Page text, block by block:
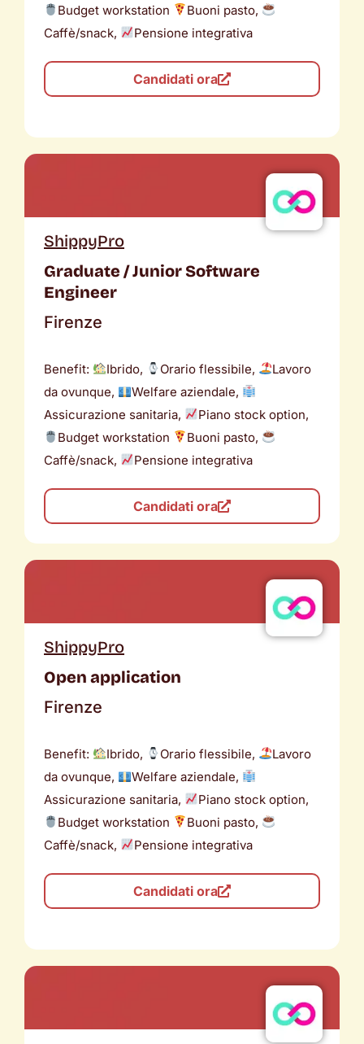
Budget workstation
Buoni pasto,
Caffè/snack,
Pensione integrativa
Candidati ora
ShippyPro
Graduate / Junior Software
Engineer
Firenze
Benefit: Ibrido, Orario flessibile,
Lavoro
da ovunque,
Welfare aziendale,
Assicurazione sanitaria,
Piano stock option,
Budget workstation
Buoni pasto,
Caffè/snack,
Pensione integrativa
Candidati ora
ShippyPro
Open application
Firenze
Benefit: Ibrido, Orario flessibile,
Lavoro
da ovunque,
Welfare aziendale,
Assicurazione sanitaria,
Piano stock option,
Budget workstation
Buoni pasto,
Caffè/snack,
Pensione integrativa
Candidati ora